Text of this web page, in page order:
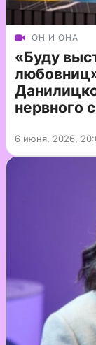
ОН И ОНА
«Буду
нервного
6 июня, 2026,